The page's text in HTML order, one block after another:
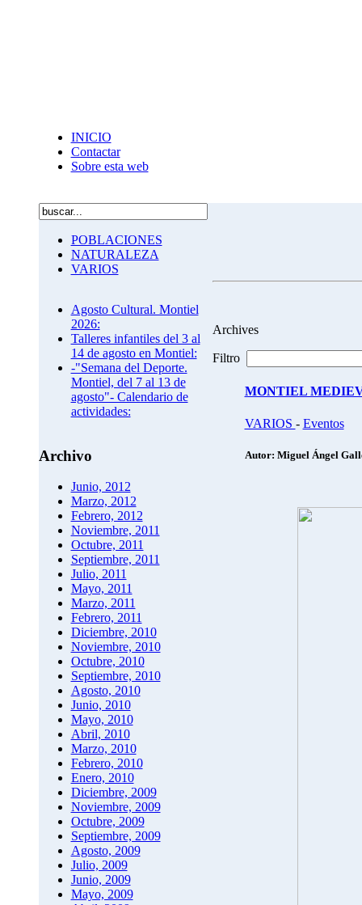
INICIO
Contactar
Sobre esta web
POBLACIONES
NATURALEZA
VARIOS
Agosto Cultural. Montiel
2026:
Talleres infantiles del 3 al
14 de agosto en Montiel:
-"Semana del Deporte.
Montiel, del 7 al 13 de
agosto"- Calendario de
actividades:
Archivo
Junio, 2012
Marzo, 2012
Febrero, 2012
Noviembre, 2011
Octubre, 2011
Septiembre, 2011
Julio, 2011
Mayo, 2011
Marzo, 2011
Febrero, 2011
Diciembre, 2010
Noviembre, 2010
Octubre, 2010
Septiembre, 2010
Agosto, 2010
Junio, 2010
Mayo, 2010
Abril, 2010
Marzo, 2010
Febrero, 2010
Enero, 2010
Diciembre, 2009
Noviembre, 2009
Octubre, 2009
Septiembre, 2009
Agosto, 2009
Julio, 2009
Junio, 2009
Mayo, 2009
Archives
Filtro
MONTIEL
VARIOS - Eventos
Autor: Miguel Ángel